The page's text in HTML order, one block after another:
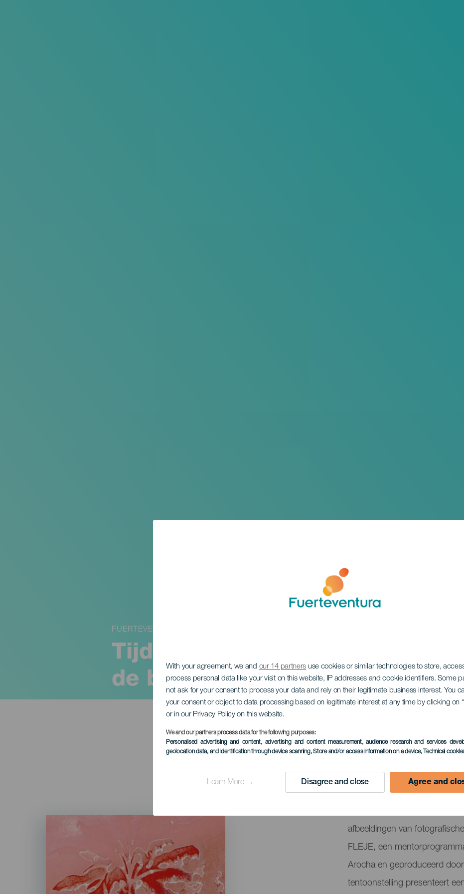
With your agreement, we and our 14 partners use cookies or similar technologies to store,
process personal data like your visit on this website, IP addresses and cookie identifiers. Some
not ask for your consent to process your data and rely on their legitimate business interest. You
your consent or object to data processing based on legitimate interest at any time by clicking on
or in our Privacy Policy on this website.
We and our partners process data for the following purposes:
Personalised advertising and content, advertising and content measurement, audience research and services
geolocation data, and identification through device scanning, Store and/or access information on a device, Technical
Learn More → Disagree and close Agree and
Tijdelijke tentoonstelling: Een
de blik
FUERTEVENTURA
EVENEMENT UIT HET
21 February to 26 April
Localidad
Puerto del Rosario
del
evento
"An Island in the Gaze" is
afbeeldingen van
FLEJE, een
Arocha en geproduceerd
tentoonstelling presenteert